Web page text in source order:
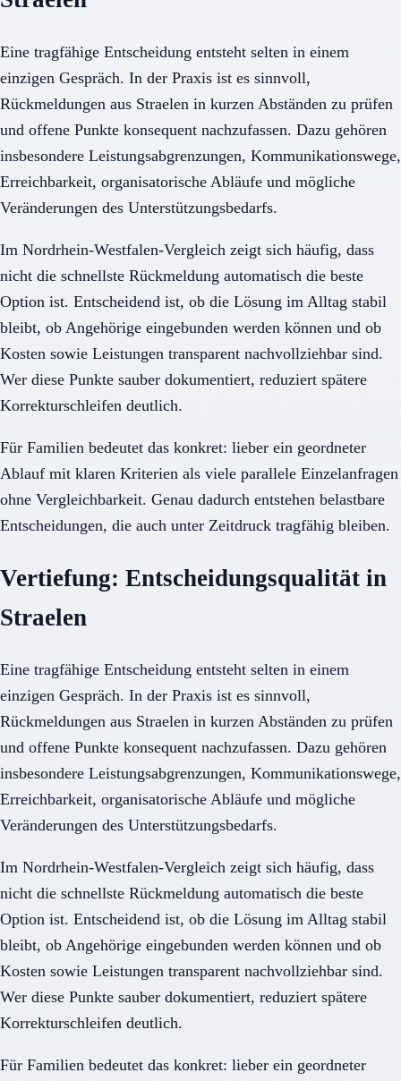
Eine tragfähige Entscheidung entsteht selten in einem
einzigen Gespräch. In der Praxis ist es sinnvoll,
Rückmeldungen aus Straelen in kurzen Abständen zu prüfen
und offene Punkte konsequent nachzufassen. Dazu gehören
insbesondere Leistungsabgrenzungen, Kommunikationswege,
Erreichbarkeit, organisatorische Abläufe und mögliche
Veränderungen des Unterstützungsbedarfs.
Im Nordrhein-Westfalen-Vergleich zeigt sich häufig, dass
nicht die schnellste Rückmeldung automatisch die beste
Option ist. Entscheidend ist, ob die Lösung im Alltag stabil
bleibt, ob Angehörige eingebunden werden können und ob
Kosten sowie Leistungen transparent nachvollziehbar sind.
Wer diese Punkte sauber dokumentiert, reduziert spätere
Korrekturschleifen deutlich.
Für Familien bedeutet das konkret: lieber ein geordneter
Ablauf mit klaren Kriterien als viele parallele Einzelanfragen
ohne Vergleichbarkeit. Genau dadurch entstehen belastbare
Entscheidungen, die auch unter Zeitdruck tragfähig bleiben.
Vertiefung: Entscheidungsqualität in
Straelen
Eine tragfähige Entscheidung entsteht selten in einem
einzigen Gespräch. In der Praxis ist es sinnvoll,
Rückmeldungen aus Straelen in kurzen Abständen zu prüfen
und offene Punkte konsequent nachzufassen. Dazu gehören
insbesondere Leistungsabgrenzungen, Kommunikationswege,
Erreichbarkeit, organisatorische Abläufe und mögliche
Veränderungen des Unterstützungsbedarfs.
Im Nordrhein-Westfalen-Vergleich zeigt sich häufig, dass
nicht die schnellste Rückmeldung automatisch die beste
Option ist. Entscheidend ist, ob die Lösung im Alltag stabil
bleibt, ob Angehörige eingebunden werden können und ob
Kosten sowie Leistungen transparent nachvollziehbar sind.
Wer diese Punkte sauber dokumentiert, reduziert spätere
Korrekturschleifen deutlich.
Für Familien bedeutet das konkret: lieber ein geordneter